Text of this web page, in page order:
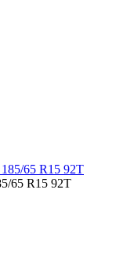
65 R15 92T